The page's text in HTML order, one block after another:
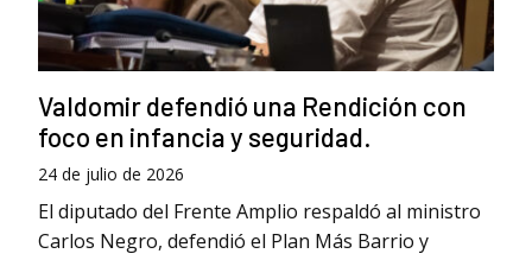
Valdomir defendió una Rendición con
foco en infancia y seguridad.
24 de julio de 2026
El diputado del Frente Amplio respaldó al ministro
Carlos Negro, defendió el Plan Más Barrio y